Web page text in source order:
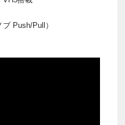
Push/Pull）